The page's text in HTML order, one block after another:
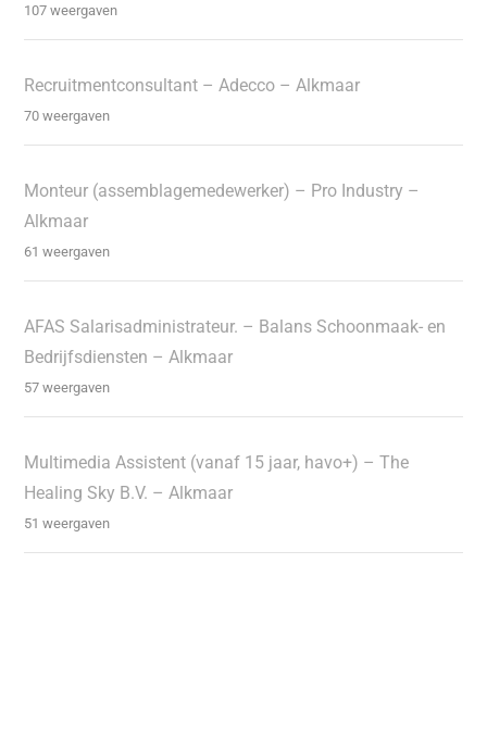
107 weergaven
Recruitmentconsultant – Adecco – Alkmaar
70 weergaven
Monteur (assemblagemedewerker) – Pro Industry –
Alkmaar
61 weergaven
AFAS Salarisadministrateur. – Balans Schoonmaak- en
Bedrijfsdiensten – Alkmaar
57 weergaven
Multimedia Assistent (vanaf 15 jaar, havo+) – The
Healing Sky B.V. – Alkmaar
51 weergaven